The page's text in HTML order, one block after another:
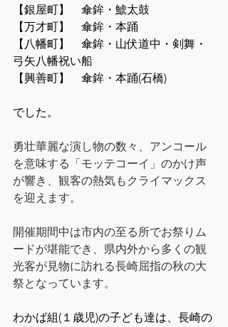
【銀屋町】　傘鉾・鯱太鼓
【万才町】　傘鉾・本踊
【八幡町】　傘鉾・山伏道中・剣舞・
弓矢八幡祝い船
【興善町】　傘鉾・本踊(石橋)
でした。
勇壮華麗な演し物の数々、アンコール
を意味する「モッテコーイ」のかけ声
が響き、観客の熱気もクライマックス
を迎えます。
開催期間中は市内の至る所でお祭りム
ードが堪能でき、県内外から多くの観
光客が見物に訪れる長崎屈指の秋の大
祭となっています。
わかば組(１歳児)の子ども達は、長崎の